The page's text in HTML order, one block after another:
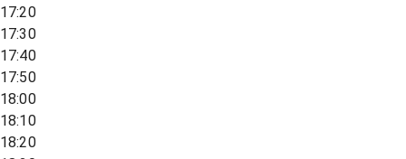
17:20
17:30
17:40
17:50
18:00
18:10
18:20